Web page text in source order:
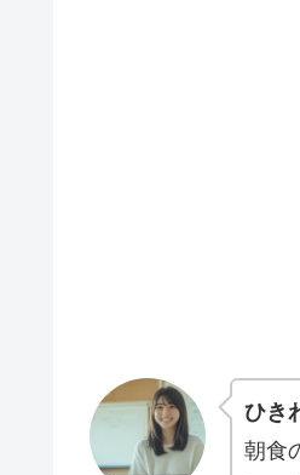
ひき
朝食